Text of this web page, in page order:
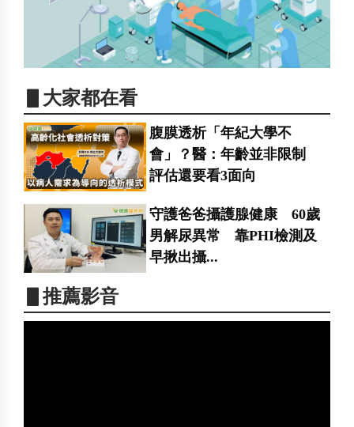
▋大家都在看
腹膜透析「年紀大學不
會」？醫：年齡並非限制
評估還要看3面向
守護爸爸攝護腺健康 60歲
男解尿異常 靠PHI檢測及
早揪出攝...
▋推薦影音